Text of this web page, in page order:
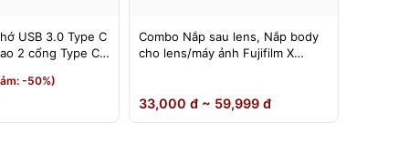
USB 3.0 Type C
2 cổng Type C
-50%)
Combo Nắp sau lens, Nắp body
cho lens/máy ảnh Fujifilm X
33,000 đ ~ 59,999 đ